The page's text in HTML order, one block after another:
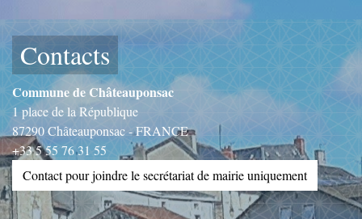
Contacts
Commune de Châteauponsac
1 place de la République
87290 Châteauponsac - FRANCE
+33 5 55 76 31 55
Contact pour joindre le secrétariat de mairie uniquement